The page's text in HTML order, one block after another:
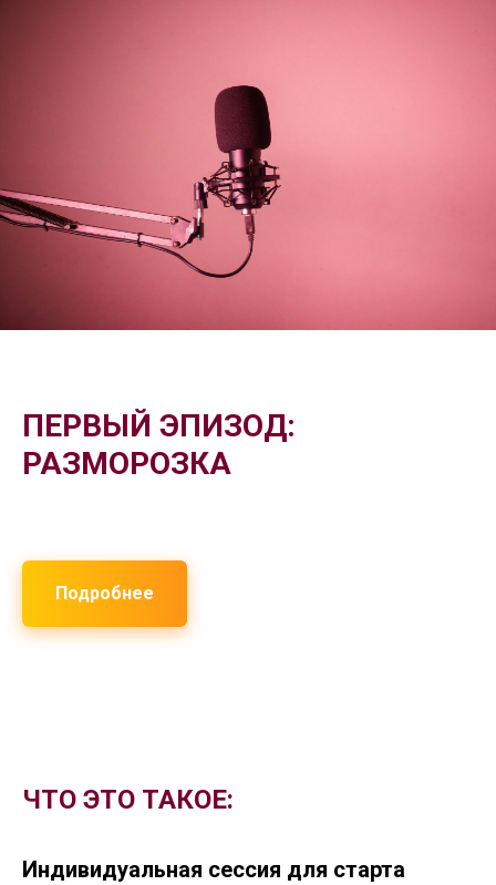
ПЕРВЫЙ ЭПИЗОД:
РАЗМОРОЗКА
Подробнее
ЧТО ЭТО ТАКОЕ:
Индивидуальная сессия для старта